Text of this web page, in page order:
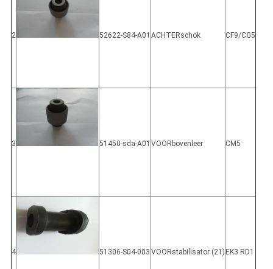
2 52622-S84-A01 ACHTERschok CF9/CG5
3 51450-sda-A01 VOORbovenleer CM5
4 51306-S04-003 VOORstabilisator (21) EK3 RD1